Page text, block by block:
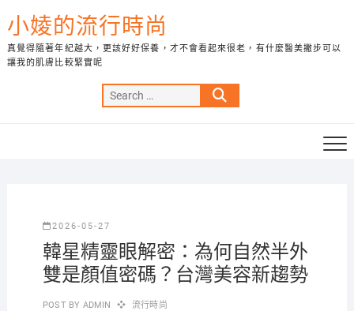
to
content
小婈的流行時尚
真覺得隨著年紀越大，更該好好保養，才不會看起來很老，有什麼醫美撇步可以
讓我的肌膚比較緊實呢
Search
…
2026-05-27
韓星精靈眼解密：為何自然半外
雙是顏值密碼？台灣美容新趨勢
POST BY ADMIN 流行時尚